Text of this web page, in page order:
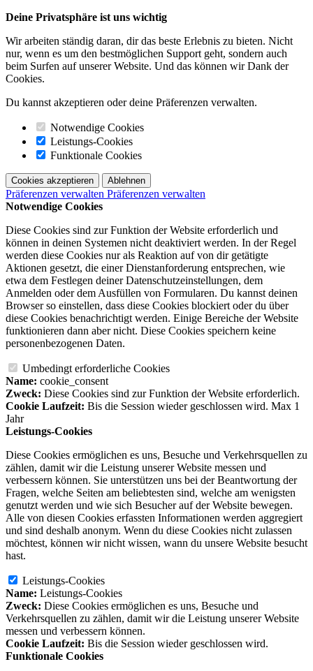
Deine Privatsphäre ist uns wichtig
Wir arbeiten ständig daran, dir das beste Erlebnis zu bieten. Nicht
nur, wenn es um den bestmöglichen Support geht, sondern auch
beim Surfen auf unserer Website. Und das können wir Dank der
Cookies.
Du kannst akzeptieren oder deine Präferenzen verwalten.
Notwendige Cookies
Leistungs-Cookies
Funktionale Cookies
Cookies akzeptieren Ablehnen
Präferenzen verwalten Präferenzen verwalten
Notwendige Cookies
Diese Cookies sind zur Funktion der Website erforderlich und
können in deinen Systemen nicht deaktiviert werden. In der Regel
werden diese Cookies nur als Reaktion auf von dir getätigte
Aktionen gesetzt, die einer Dienstanforderung entsprechen, wie
etwa dem Festlegen deiner Datenschutzeinstellungen, dem
Anmelden oder dem Ausfüllen von Formularen. Du kannst deinen
Browser so einstellen, dass diese Cookies blockiert oder du über
diese Cookies benachrichtigt werden. Einige Bereiche der Website
funktionieren dann aber nicht. Diese Cookies speichern keine
personenbezogenen Daten.
Umbedingt erforderliche Cookies
Name: cookie_consent
Zweck: Diese Cookies sind zur Funktion der Website erforderlich.
Cookie Laufzeit: Bis die Session wieder geschlossen wird. Max 1
Jahr
Leistungs-Cookies
Diese Cookies ermöglichen es uns, Besuche und Verkehrsquellen zu
zählen, damit wir die Leistung unserer Website messen und
verbessern können. Sie unterstützen uns bei der Beantwortung der
Fragen, welche Seiten am beliebtesten sind, welche am wenigsten
genutzt werden und wie sich Besucher auf der Website bewegen.
Alle von diesen Cookies erfassten Informationen werden aggregiert
und sind deshalb anonym. Wenn du diese Cookies nicht zulassen
möchtest, können wir nicht wissen, wann du unsere Website besucht
hast.
Leistungs-Cookies
Name: Leistungs-Cookies
Zweck: Diese Cookies ermöglichen es uns, Besuche und
Verkehrsquellen zu zählen, damit wir die Leistung unserer Website
messen und verbessern können.
Cookie Laufzeit: Bis die Session wieder geschlossen wird.
Funktionale Cookies